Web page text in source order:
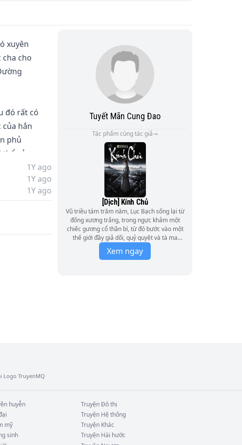
xuyên
cho
đó rất có
hắn
phủ
của
thấy
lại và
cùng
1Y ago
1Y ago
1Y ago
Tuyết Mãn Cung Đao
Tác phẩm cùng tác giả
[Dịch] Kính Chủ
Vũ triều tám trăm năm, Lục Bạch sống lại từ
đống xương trắng, trong ngực khảm một
chiếc gương cổ thần bí, từ đó bước vào một
thế giới đầy giả dối, quỷ quyệt và tà ma
hoành hành. Giang hồ dậy sóng, triều đình
tranh quyền, võ đạo và tu tiên đồng thời tồn
Xem ngay
Logo TruyenMQ
huyễn TruyệnĐô thị
Truyện Hệ thống
mỹ Truyện Khác
sinh Truyện Hài hước